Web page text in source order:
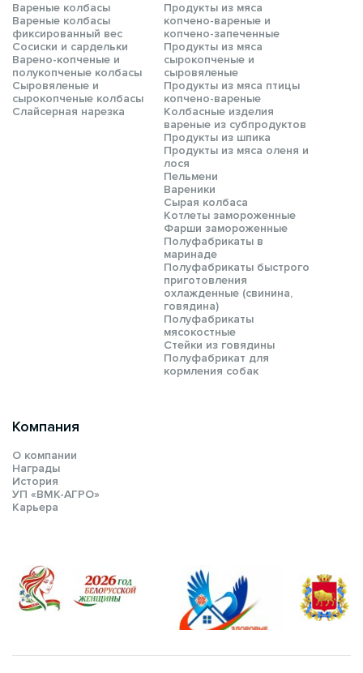
Компания
О компании
Награды
История
УП «ВМК-АГРО»
Карьера
Вареные колбасы
Вареные колбасы
фиксированный вес
Сосиски и сардельки
Варено-копченые и
полукопченые колбасы
Сыровяленые и
сырокопченые колбасы
Слайсерная нарезка
Продукты из мяса
копчено-вареные и
копчено-запеченные
Продукты из мяса
сырокопченые и
сыровяленые
Продукты из мяса птицы
копчено-вареные
Колбасные изделия
вареные из субпродуктов
Продукты из шпика
Продукты из мяса оленя и
лося
Пельмени
Вареники
Сырая колбаса
Котлеты замороженные
Фарши замороженные
Полуфабрикаты в
маринаде
Полуфабрикаты быстрого
приготовления
охлажденные (свинина,
говядина)
Полуфабрикаты
мясокостные
Стейки из говядины
Полуфабрикат для
кормления собак